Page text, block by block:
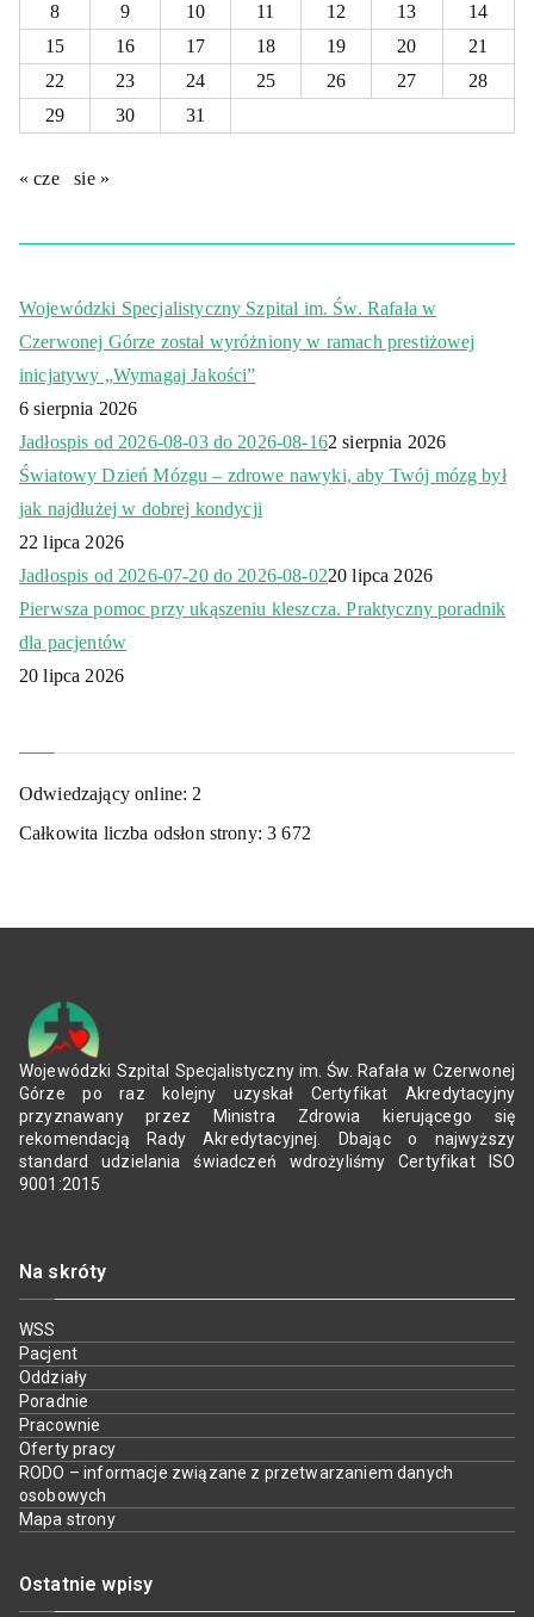
8
9 10 11 12 13
14
15
16 17 18 19 20
21
22
23 24 25 26 27
28
29
30 31
« cze sie »
Wojewódzki Specjalistyczny Szpital im. Św. Rafała w
Czerwonej Górze został wyróżniony w ramach prestiżowej
inicjatywy „Wymagaj Jakości”
6 sierpnia 2026
Jadłospis od 2026-08-03 do 2026-08-162 sierpnia 2026
Światowy Dzień Mózgu – zdrowe nawyki, aby Twój mózg był
jak najdłużej w dobrej kondycji
22 lipca 2026
Jadłospis od 2026-07-20 do 2026-08-0220 lipca 2026
Pierwsza pomoc przy ukąszeniu kleszcza. Praktyczny poradnik
dla pacjentów
20 lipca 2026
Odwiedzający online:2
Całkowita liczba odsłon strony:3 672
Wojewódzki Szpital Specjalistyczny im. Św. Rafała w Czerwonej
Górze po raz kolejny uzyskał Certyfikat Akredytacyjny
przyznawany przez Ministra Zdrowia kierującego się
rekomendacją Rady Akredytacyjnej. Dbając o najwyższy
standard udzielania świadczeń wdrożyliśmy Certyfikat ISO
9001:2015
Na skróty
WSS
Pacjent
Oddziały
Poradnie
Pracownie
Oferty pracy
RODO – informacje związane z przetwarzaniem danych
osobowych
Mapa strony
Ostatnie wpisy